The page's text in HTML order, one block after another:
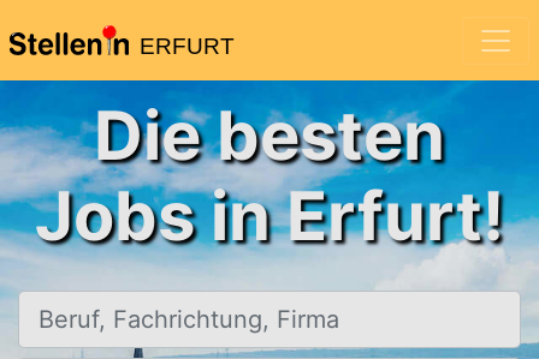
ERFURT
Die besten
Jobs in Erfurt!
Beruf, Fachrichtung, Firma